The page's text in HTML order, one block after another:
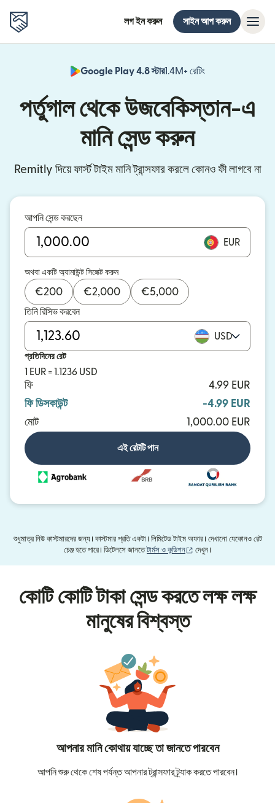
লগ ইন করুন সাইন আপ করুন
Google Play 4.8 স্টার1.4M+ রেটিং
পর্তুগাল থেকে উজবেকিস্তান-এ
মানি সেন্ড করুন
Remitly দিয়ে ফার্স্ট টাইম মানি ট্রান্সফার করলে কোনও ফী লাগবে না
আপনি সেন্ড করছেন
EUR
অথবা একটি অ্যামাউন্ট সিলেক্ট করুন
€200 €2,000 €5,000
তিনি রিসিভ করবেন
USD
প্রতিদিনের রেট
1 EUR = 1.1236 USD
ফি
4.99 EUR
ফি ডিসকাউন্ট
-4.99 EUR
মোট
1,000.00 EUR
এই রেটটি পান
শুধুমাত্র নিউ কাস্টমারদের জন্য। কাস্টমার প্রতি একটা। লিমিটেড টাইম অফার। দেখানো যেকোনও রেট
চেঞ্জ হতে পারে। ডিটেলসে জানতেটার্মস ও কন্ডিশন (নতুন উইন্ডোতে খুলবে)
দেখুন।
কোটি কোটি টাকা সেন্ড করতে লক্ষ লক্ষ
মানুষের বিশ্বস্ত
আপনার মানি কোথায় যাচ্ছে তা জানতে পারবেন
আপনি শুরু থেকে শেষ পর্যন্ত আপনার ট্রান্সফার ট্র্যাক করতে পারবেন।